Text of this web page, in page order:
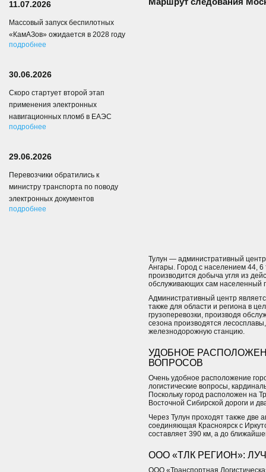
Тулун — административный
Ангары. Город с населением 44,
производится добыча угля из
обслуживающих сам населенный
Административный центр
также для области и региона в
грузоперевозки, производя
сезона производятся
железнодорожную станцию.
УДОБНОЕ
ВОПРОСОВ
Очень удобное расположение
логистические вопросы,
Поскольку город расположен на
Восточной Сибирской дороги и
Через Тулун проходят также две
соединяющая Красноярск с
составляет 390 км, а до
ООО «ТЛК РЕГИОН»:
ООО «Транспортная
11.07.2026
Массовый запуск беспилотных
«КамАЗов» ожидается в 2028 году
подробнее
30.06.2026
Скоро стартует второй этап
применения электронных
навигационных пломб в ЕАЭС
подробнее
29.06.2026
Перевозчики обратились к
министру транспорта по поводу
электронных документов
подробнее